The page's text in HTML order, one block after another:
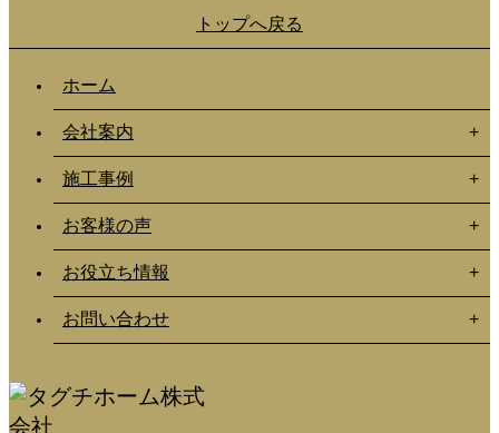
トップへ戻る
ホーム
会社案内
施工事例
お客様の声
お役立ち情報
お問い合わせ